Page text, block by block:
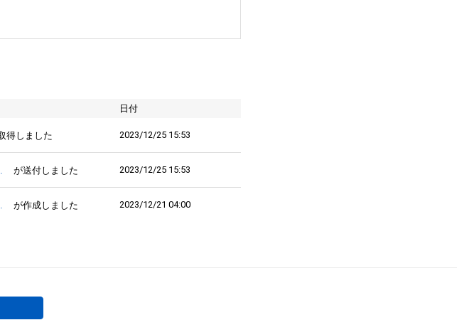
日付
得しました 2023/12/25 15:53
が送付しました 2023/12/25 15:53
が作成しました 2023/12/21 04:00